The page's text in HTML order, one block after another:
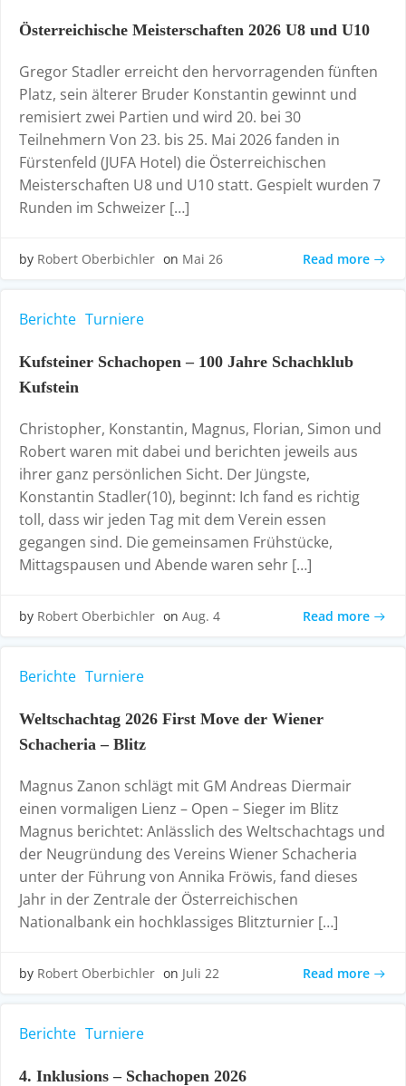
Österreichische Meisterschaften 2026 U8 und U10
Gregor Stadler erreicht den hervorragenden fünften
Platz, sein älterer Bruder Konstantin gewinnt und
remisiert zwei Partien und wird 20. bei 30
Teilnehmern Von 23. bis 25. Mai 2026 fanden in
Fürstenfeld (JUFA Hotel) die Österreichischen
Meisterschaften U8 und U10 statt. Gespielt wurden 7
Runden im Schweizer […]
by Robert Oberbichler on Mai 26 Read more
Berichte Turniere
Kufsteiner Schachopen – 100 Jahre Schachklub
Kufstein
Christopher, Konstantin, Magnus, Florian, Simon und
Robert waren mit dabei und berichten jeweils aus
ihrer ganz persönlichen Sicht. Der Jüngste,
Konstantin Stadler(10), beginnt: Ich fand es richtig
toll, dass wir jeden Tag mit dem Verein essen
gegangen sind. Die gemeinsamen Frühstücke,
Mittagspausen und Abende waren sehr […]
by Robert Oberbichler on Aug. 4 Read more
Berichte Turniere
Weltschachtag 2026 First Move der Wiener
Schacheria – Blitz
Magnus Zanon schlägt mit GM Andreas Diermair
einen vormaligen Lienz – Open – Sieger im Blitz
Magnus berichtet: Anlässlich des Weltschachtags und
der Neugründung des Vereins Wiener Schacheria
unter der Führung von Annika Fröwis, fand dieses
Jahr in der Zentrale der Österreichischen
Nationalbank ein hochklassiges Blitzturnier […]
by Robert Oberbichler on Juli 22 Read more
Berichte Turniere
4. Inklusions – Schachopen 2026